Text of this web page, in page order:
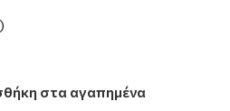
στα αγαπημένα